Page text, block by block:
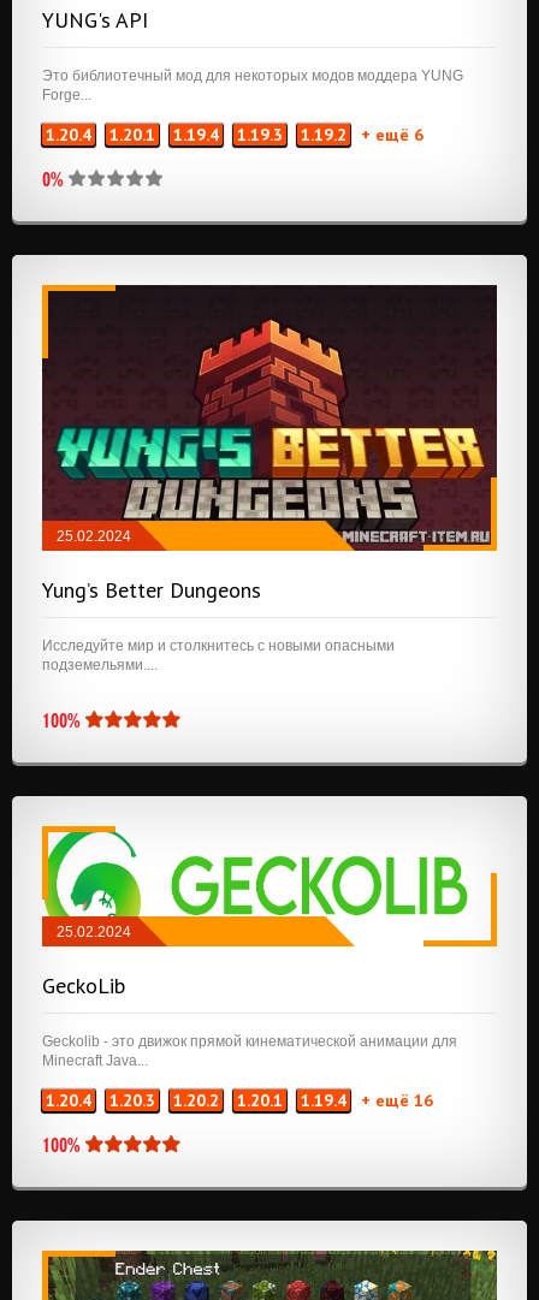
YUNG's API
Это библиотечный мод для некоторых модов моддера YUNG
Forge...
1.20.4 1.20.1 1.19.4 1.19.3 1.19.2 + ещё 6
0%
25.02.2024
Yung’s Better Dungeons
Исследуйте мир и столкнитесь с новыми опасными
подземельями....
100%
25.02.2024
API И БИБЛИОТЕКИ
GeckoLib
Geckolib - это движок прямой кинематической анимации для
Minecraft Java...
1.20.4 1.20.3 1.20.2 1.20.1 1.19.4 + ещё 16
100%